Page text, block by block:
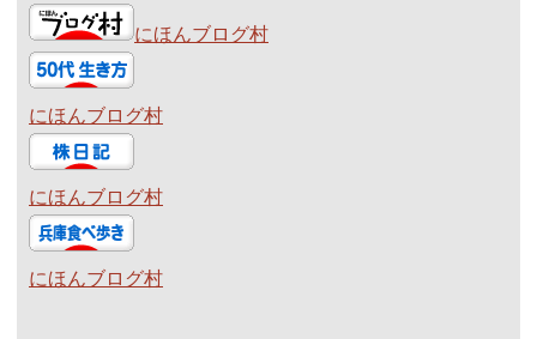
にほんブログ村
にほんブログ村
にほんブログ村
にほんブログ村